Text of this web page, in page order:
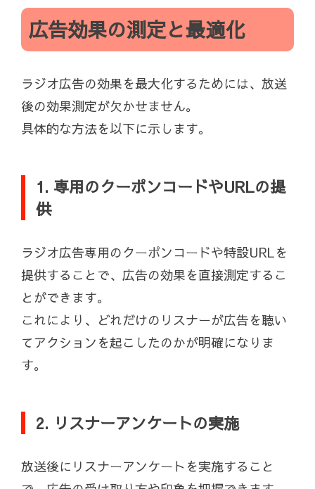
広告効果の測定と最適化
ラジオ広告の効果を最大化するためには、放送
後の効果測定が欠かせません。
具体的な方法を以下に示します。
1. 専用のクーポンコードやURLの提
供
ラジオ広告専用のクーポンコードや特設URLを
提供することで、広告の効果を直接測定するこ
とができます。
これにより、どれだけのリスナーが広告を聴い
てアクションを起こしたのかが明確になりま
す。
2. リスナーアンケートの実施
放送後にリスナーアンケートを実施すること